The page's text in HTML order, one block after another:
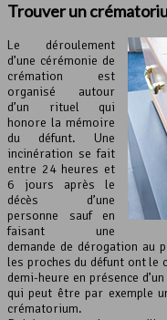
Trouver un
Le déroulement
d’une cérémonie de
crémation est
organisé autour
d’un rituel qui
honore la mémoire
du défunt. Une
incinération se fait
entre 24 heures et
6 jours après le
décès d’une
personne sauf en
faisant une
demande de dérogation au
les proches du défunt ont le
demi-heure en présence
qui peut être par exemple
crématorium.